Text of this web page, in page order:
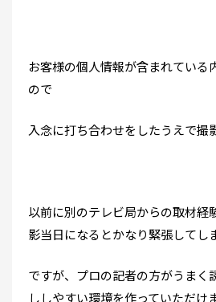
お客様の個人情報が含まれている
ので
入念に打ち合わせをしたうえで撮
以前に別のテレビ局からの取材経
影当日になるとかなり緊張してし
ですが、プロの記者の方がうまく
ししやすい環境を作っていただけ